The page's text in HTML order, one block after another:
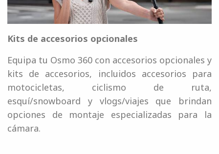
Kits de accesorios opcionales
Equipa tu Osmo 360 con accesorios opcionales y
kits de accesorios, incluidos accesorios para
motocicletas, ciclismo de ruta,
esquí/snowboard y vlogs/viajes que brindan
opciones de montaje especializadas para la
cámara.